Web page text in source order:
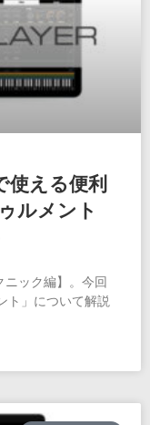
使える便利
ルメント
ニック編】。今回
ト」について解説